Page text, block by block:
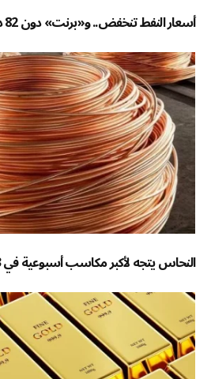
أسعار النفط تنخفض.. و«برنت» دون 82 دولاراً – أخبار السعودية
النحاس يتجه لأكبر مكاسب أسبوعية في 3 أشهر – أخبار السعودية